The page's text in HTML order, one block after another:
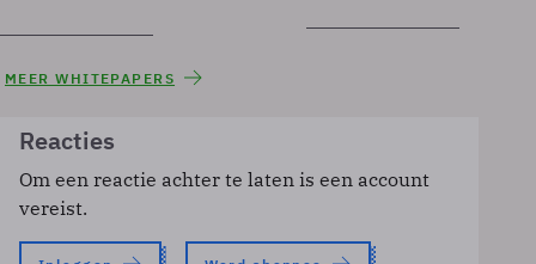
MEER WHITEPAPERS
Reacties
Om een reactie achter te laten is een account
vereist.